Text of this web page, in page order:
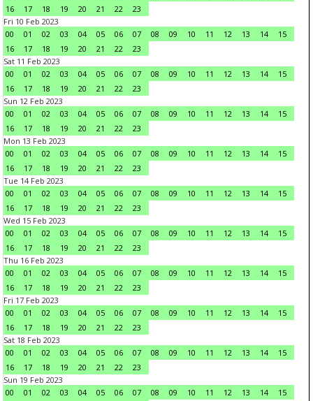
16
17 18 19 20 21 22
23
Fri 10 Feb 2023
00
01 02 03 04 05 06 07 08 09 10 11 12 13 14
15
16
17 18 19 20 21 22
23
Sat 11 Feb 2023
00
01 02 03 04 05 06 07 08 09 10 11 12 13 14
15
16
17 18 19 20 21 22
23
Sun 12 Feb 2023
00
01 02 03 04 05 06 07 08 09 10 11 12 13 14
15
16
17 18 19 20 21 22
23
Mon 13 Feb 2023
00
01 02 03 04 05 06 07 08 09 10 11 12 13 14
15
16
17 18 19 20 21 22
23
Tue 14 Feb 2023
00
01 02 03 04 05 06 07 08 09 10 11 12 13 14
15
16
17 18 19 20 21 22
23
Wed 15 Feb 2023
00
01 02 03 04 05 06 07 08 09 10 11 12 13 14
15
16
17 18 19 20 21 22
23
Thu 16 Feb 2023
00
01 02 03 04 05 06 07 08 09 10 11 12 13 14
15
16
17 18 19 20 21 22
23
Fri 17 Feb 2023
00
01 02 03 04 05 06 07 08 09 10 11 12 13 14
15
16
17 18 19 20 21 22
23
Sat 18 Feb 2023
00
01 02 03 04 05 06 07 08 09 10 11 12 13 14
15
16
17 18 19 20 21 22
23
Sun 19 Feb 2023
00
01 02 03 04 05 06 07 08 09 10 11 12 13 14
15